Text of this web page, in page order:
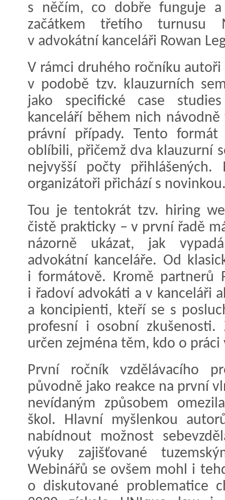
s něčím, co dobře funguje
začátkem třetího turnusu
v advokátní kanceláři Rowan
V rámci druhého ročníku
v podobě tzv. klauzurních
jako specifické case
kanceláří během nich
právní případy. Tento
oblíbili, přičemž dva klauzurní
nejvyšší počty
organizátoři přichází s
Tou je tentokrát tzv. hiring
čistě prakticky – v první řadě
názorně ukázat, jak
advokátní kanceláře. Od
i formátově. Kromě partnerů
i řadoví advokáti a v kanceláři
a koncipienti, kteří se s
profesní i osobní
určen zejména těm, kdo o
První ročník vzdělávacího
původně jako reakce na první
nevídaným způsobem
škol. Hlavní myšlenkou
nabídnout možnost
výuky zajišťované
Webinářů se ovšem mohl i
o diskutované problematice